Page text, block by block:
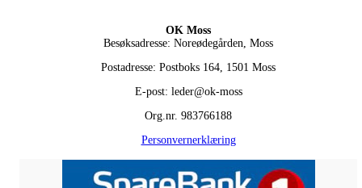
OK Moss
Besøksadresse: Noreødegården, Moss
Postadresse: Postboks 164, 1501 Moss
E-post: leder@ok-moss
Org.nr. 983766188
Personvernerklæring